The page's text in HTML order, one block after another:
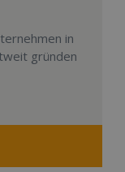
in
gründen